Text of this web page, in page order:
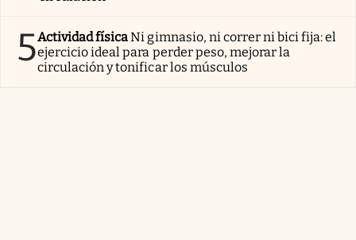
5Actividad físicaNi gimnasio, ni correr ni bici fija: el
ejercicio ideal para perder peso, mejorar la
circulación y tonificar los músculos